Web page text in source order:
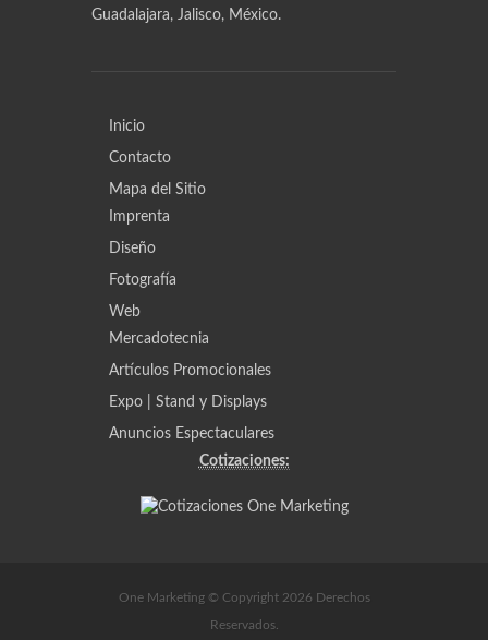
Guadalajara, Jalisco, México.
Inicio
Contacto
Mapa del Sitio
Imprenta
Diseño
Fotografía
Web
Mercadotecnia
Artículos Promocionales
Expo | Stand y Displays
Anuncios Espectaculares
Cotizaciones:
One Marketing © Copyright 2026 Derechos
Reservados.